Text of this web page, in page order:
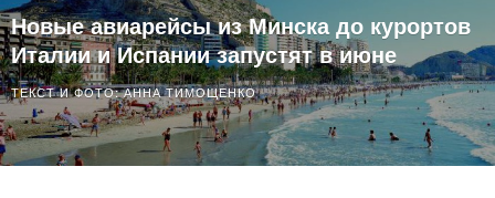
Новые авиарейсы из Минска до курортов
Италии и Испании запустят в июне
ТЕКСТ И ФОТО: АННА ТИМОЩЕНКО